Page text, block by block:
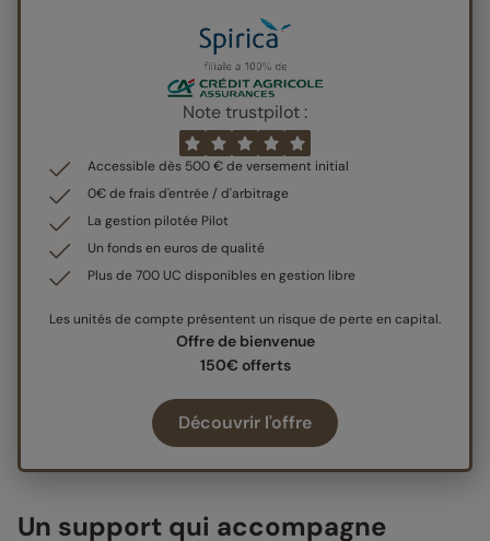
Note trustpilot :
Accessible dès 500 € de versement initial
0€ de frais d'entrée / d'arbitrage
La gestion pilotée Pilot
Un fonds en euros de qualité
Plus de 700 UC disponibles en gestion libre
Les unités de compte présentent un risque de perte en capital.
Offre de bienvenue
150€ offerts
Découvrir l'offre
Un support qui accompagne